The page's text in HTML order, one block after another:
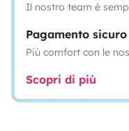
Il nostro team è
Pagamento sicuro
Più comfort con le
Scopri di più